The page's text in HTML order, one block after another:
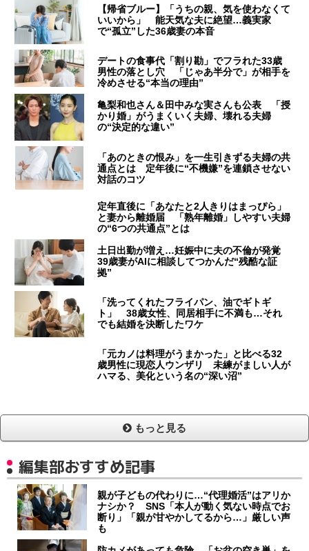
【帰省ブルー】「うちの親、気を使わなくて
いいから」 能天気な夫に絶望…義実家
で“孤立”した36歳妻の本音
デートの食事代「割り勘」でフラれた33歳
男性の落とし穴 「じゃあ半分で」が相手を
冷めさせる“本当の理由”
亀梨和也さん＆田中みな実さんも公表 「授
かり婚」がうまくいく夫婦、壊れる夫婦
の“決定的な違い”
「あのときの恨み」を一生引きずる夫婦の共
通点とは 定年後に“不機嫌”を連鎖させない
対話のコツ
定年直後に「あなたと2人きりはまっぴら」
と妻から離婚届 「熟年離婚」しやすい夫婦
の“6つの共通点”とは
土日出勤が増え…妊娠中に夫の不倫が発覚
39歳妻がAIに相談してつかんだ“残酷な証
拠”
「洗ってくれたフライパン、油でギトギ
ト」 38歳女性、同居相手に不満も…それ
でも結婚を決断したワケ
「元カノは料理がうまかった」と比べる32
歳男性に現恋人ウンザリ 未練がましい人が
ハマる、美化という名の“深い沼”
もっと見る
編集部おすすめ記事
親が子どもの代わりに…“代理婚活”はアリか
ナシか？ SNS「本人が動く気ない時点でお
断り」「親が甘やかしてるから…」厳しい声
も